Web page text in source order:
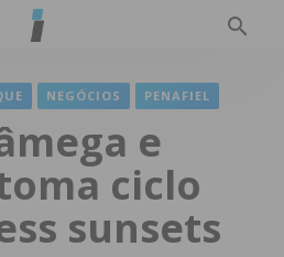
NEGÓCIOS PENAFIEL
e
ciclo
sunsets